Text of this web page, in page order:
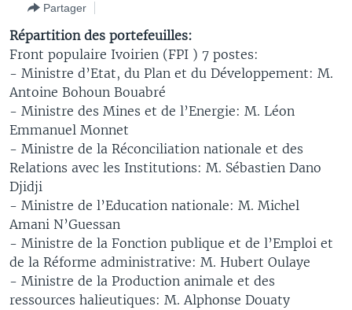
Retour
la
recherche
SPORT
WASHINGTON FORUM
CORRESPONDANT VOA
FOCUS SAHEL
REPORTAGES
VOUS + NOUS
CARNET DE SANTÉ
À VOTRE AVIS
VOTRE SANTÉ VOTRE AVENIR
LE MONDE AU FÉMININ
L'AMÉRIQUE ET VOUS
DIALOGUE DES RELIGIONS
RM SHOW
BAMBARA
FULFULDE
LINGALA
SANGO
Apprenez L'anglais
SUIVEZ-NOUS
Langues
Partager
Répartition des portefeuilles:
Front populaire Ivoirien (FPI ) 7 postes:
- Ministre d’Etat, du Plan et du Développement: M.
Antoine Bohoun Bouabré
- Ministre des Mines et de l’Energie: M. Léon
Emmanuel Monnet
- Ministre de la Réconciliation nationale et des
Relations avec les Institutions: M. Sébastien Dano
Djidji
- Ministre de l’Education nationale: M. Michel
Amani N’Guessan
- Ministre de la Fonction publique et de l’Emploi et
de la Réforme administrative: M. Hubert Oulaye
- Ministre de la Production animale et des
ressources halieutiques: M. Alphonse Douaty